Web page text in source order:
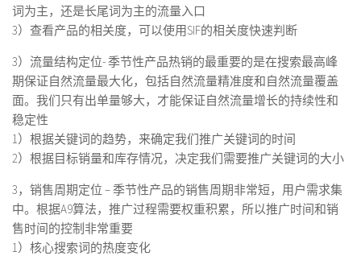
词为主，还是长尾词为主的流量入口
3）查看产品的相关度，可以使用SIF的相关度快速判断
3）流量结构定位- 季节性产品热销的最重要的是在搜索最高峰
期保证自然流量最大化，包括自然流量精准度和自然流量覆盖
面。我们只有出单量够大，才能保证自然流量增长的持续性和
稳定性
1）根据关键词的趋势，来确定我们推广关键词的时间
2）根据目标销量和库存情况，决定我们需要推广关键词的大小
3，销售周期定位 – 季节性产品的销售周期非常短，用户需求集
中。根据A9算法，推广过程需要权重积累，所以推广时间和销
售时间的控制非常重要
1）核心搜索词的热度变化